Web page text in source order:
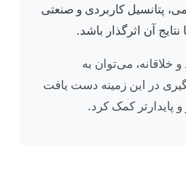
پتانسیل کاربردی و صنعتی
نتایج آن اثرگذار باشد.
خلاقانه، می‌توان به
در این زمینه دست یافت
پایدارتر کمک کرد.